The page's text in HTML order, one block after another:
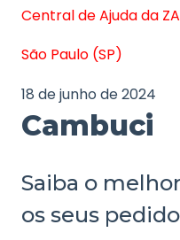
Central de Ajuda da
São Paulo (SP)
18 de junho de 2024
Cambuci
Saiba o
os seus